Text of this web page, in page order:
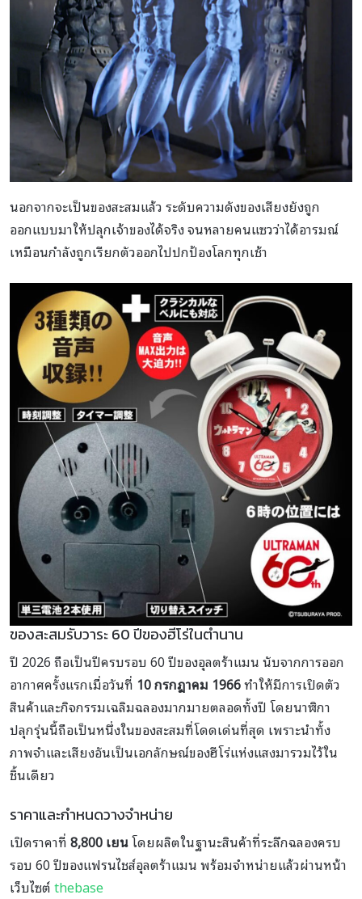
นอกจากจะเป็นของสะสมแล้ว ระดับความดังของเสียงยังถูก
ออกแบบมาให้ปลุกเจ้าของได้จริง จนหลายคนแซวว่าได้อารมณ์
เหมือนกำลังถูกเรียกตัวออกไปปกป้องโลกทุกเช้า
ของสะสมรับวาระ 60 ปีของฮีโร่ในตำนาน
ปี 2026 ถือเป็นปีครบรอบ 60 ปีของอุลตร้าแมน นับจากการออก
อากาศครั้งแรกเมื่อวันที่ 10 กรกฎาคม 1966ทำให้มีการเปิดตัว
สินค้าและกิจกรรมเฉลิมฉลองมากมายตลอดทั้งปี โดยนาฬิกา
ปลุกรุ่นนี้ถือเป็นหนึ่งในของสะสมที่โดดเด่นที่สุด เพราะนำทั้ง
ภาพจำและเสียงอันเป็นเอกลักษณ์ของฮีโร่แห่งแสงมารวมไว้ใน
ชิ้นเดียว
ราคาและกำหนดวางจำหน่าย
เปิดราคาที่8,800 เยนโดยผลิตในฐานะสินค้าที่ระลึกฉลองครบ
รอบ 60 ปีของแฟรนไชส์อุลตร้าแมน พร้อมจำหน่ายแล้วผ่านหน้า
เว็บไซต์thebase